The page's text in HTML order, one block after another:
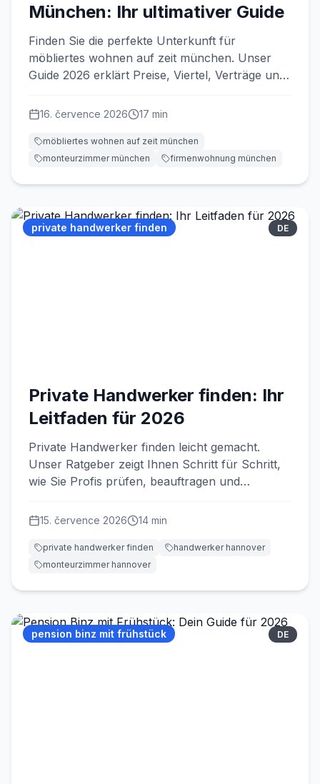
München: Ihr ultimativer Guide
Finden Sie die perfekte Unterkunft für
möbliertes wohnen auf zeit münchen. Unser
Guide 2026 erklärt Preise, Viertel, Verträge und
16. července 2026 17 min
möbliertes wohnen auf zeit münchen
monteurzimmer münchen
firmenwohnung münchen
private handwerker finden DE
Private Handwerker finden: Ihr
Leitfaden für 2026
Private Handwerker finden leicht gemacht.
Unser Ratgeber zeigt Ihnen Schritt für Schritt,
wie Sie Profis prüfen, beauftragen und
15. července 2026 14 min
private handwerker finden
handwerker hannover
monteurzimmer hannover
pension binz mit frühstück DE